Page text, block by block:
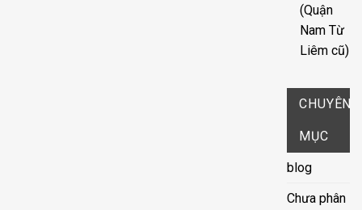
(Quận
Nam Từ
Liêm cũ)
CHUYÊN
MỤC
blog
Chưa phân